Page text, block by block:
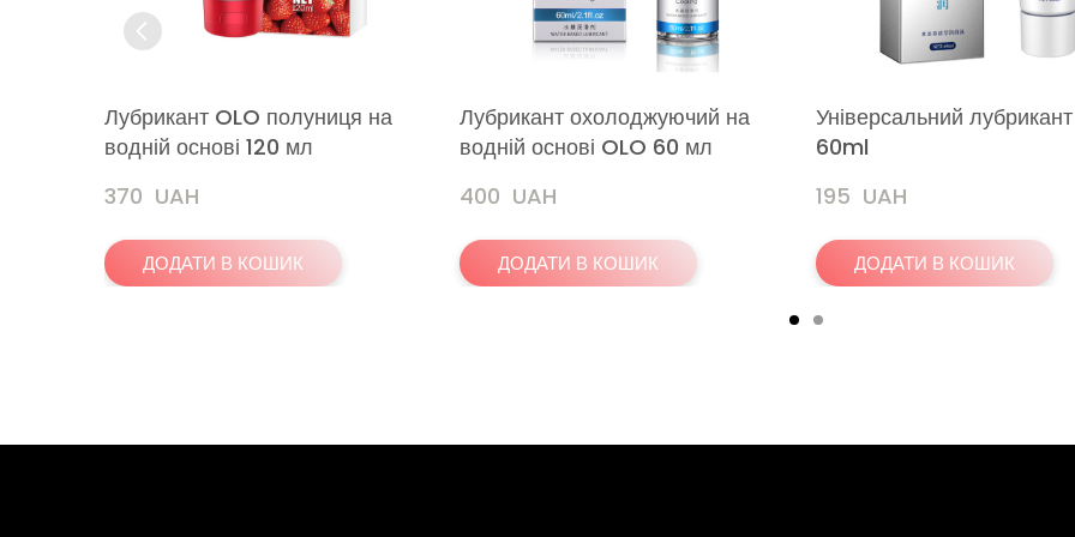
Лубрикант OLO полуниця на
водній основі 120 мл
370  UAH
ДОДАТИ В КОШИК
Лубрикант охолоджуючий на
водній основі OLO 60 мл
400  UAH
ДОДАТИ В КОШИК
Універсальний
60ml
195  UAH
ДОДАТИ В КОШИК